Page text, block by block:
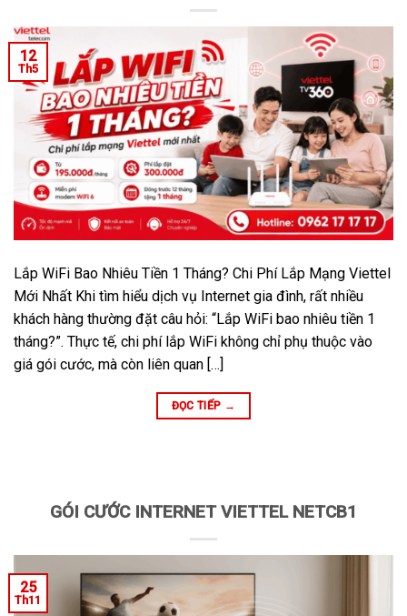
12
Th5
Lắp WiFi Bao Nhiêu Tiền 1 Tháng? Chi Phí Lắp Mạng Viettel
Mới Nhất Khi tìm hiểu dịch vụ Internet gia đình, rất nhiều
khách hàng thường đặt câu hỏi: “Lắp WiFi bao nhiêu tiền 1
tháng?”. Thực tế, chi phí lắp WiFi không chỉ phụ thuộc vào
giá gói cước, mà còn liên quan […]
ĐỌC TIẾP →
GÓI CƯỚC INTERNET VIETTEL NETCB1
25
Th11